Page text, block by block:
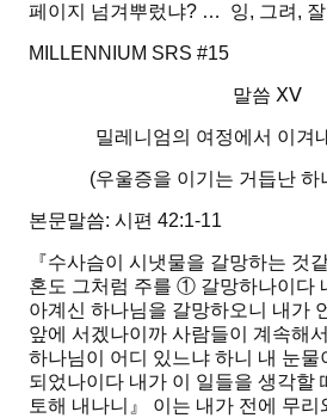
페이지 넘겨뿌렀냐? … 잉, 그려,
MILLENNIUM SRS #15
말씀 ⅩⅤ
밀레니엄의 여정에서 이겨
(우울증을 이기는 거듭난 하
본문말씀: 시편 42:1-11
『수사슴이 시냇물을 갈망하는 것
혼도 그처럼 주를 ① 갈망하나이다
아계신 하나님을 갈망하오니 내가
앞에 서겠나이까 사람들이 계속해
하나님이 어디 있느냐 하니 내 눈물
되었나이다 내가 이 일들을 생각할
토해 내나니 』 이는 내가 전에 무